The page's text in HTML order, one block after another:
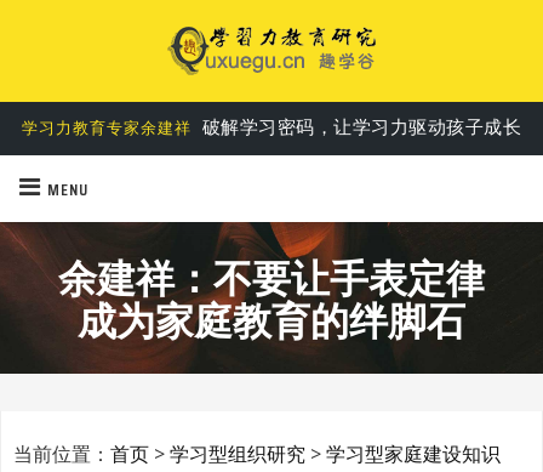
学习力六要素说 第一个基于实践的学习力教育理论
学习力教育专家余建祥 破解学习密码，让学习力驱动孩子成长
MENU
余建祥：不要让手表定律
成为家庭教育的绊脚石
当前位置： 首页 >学习型组织研究 >学习型家庭建设知识